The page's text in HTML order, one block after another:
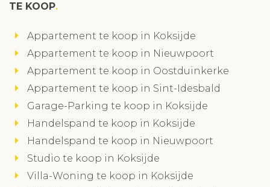
TE KOOP
Appartement te koop in Koksijde
Appartement te koop in Nieuwpoort
Appartement te koop in Oostduinkerke
Appartement te koop in Sint-Idesbald
Garage-Parking te koop in Koksijde
Handelspand te koop in Koksijde
Handelspand te koop in Nieuwpoort
Studio te koop in Koksijde
Villa-Woning te koop in Koksijde